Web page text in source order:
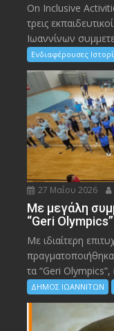
On Inclusive
τρεις
Ιωαννίνων
Ενδιαφέρουσες
27 Μαΐου 2026
Με μεγάλη
“Geri
Με ιδιαίτερη
τα “Geri Olympics”,
ΔΗΜΟΣ ΙΩΑΝΝΙΤΩΝ